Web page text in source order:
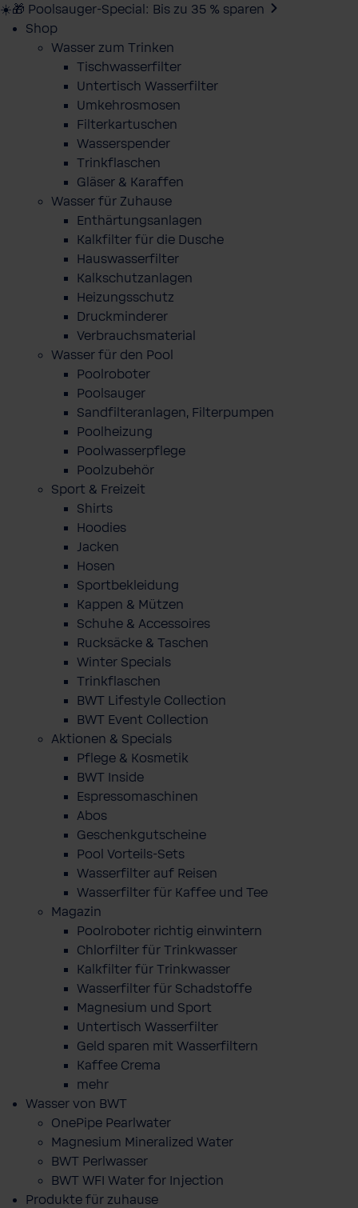
☀️🎁 Poolsauger-Special: Bis zu 35 % sparen
Shop
Wasser zum Trinken
Tischwasserfilter
Untertisch Wasserfilter
Umkehrosmosen
Filterkartuschen
Wasserspender
Trinkflaschen
Gläser & Karaffen
Wasser für Zuhause
Enthärtungsanlagen
Kalkfilter für die Dusche
Hauswasserfilter
Kalkschutzanlagen
Heizungsschutz
Druckminderer
Verbrauchsmaterial
Wasser für den Pool
Poolroboter
Poolsauger
Sandfilteranlagen, Filterpumpen
Poolheizung
Poolwasserpflege
Poolzubehör
Sport & Freizeit
Shirts
Hoodies
Jacken
Hosen
Sportbekleidung
Kappen & Mützen
Schuhe & Accessoires
Rucksäcke & Taschen
Winter Specials
Trinkflaschen
BWT Lifestyle Collection
BWT Event Collection
Aktionen & Specials
Pflege & Kosmetik
BWT Inside
Espressomaschinen
Abos
Geschenkgutscheine
Pool Vorteils-Sets
Wasserfilter auf Reisen
Wasserfilter für Kaffee und Tee
Magazin
Poolroboter richtig einwintern
Chlorfilter für Trinkwasser
Kalkfilter für Trinkwasser
Wasserfilter für Schadstoffe
Magnesium und Sport
Untertisch Wasserfilter
Geld sparen mit Wasserfiltern
Kaffee Crema
mehr
Wasser von BWT
OnePipe Pearlwater
Magnesium Mineralized Water
BWT Perlwasser
BWT WFI Water for Injection
Produkte für zuhause